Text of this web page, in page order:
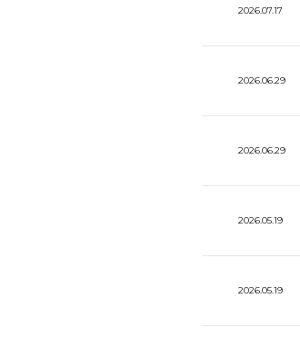
2026.07.17
2026.06.29
2026.06.29
2026.05.19
2026.05.19